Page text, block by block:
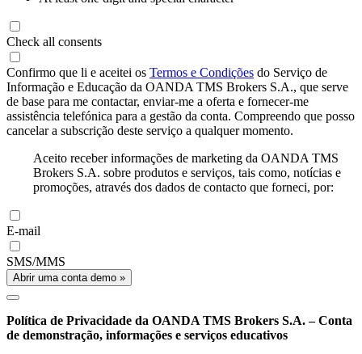
Check all consents
Confirmo que li e aceitei os Termos e Condições do Serviço de
Informação e Educação da OANDA TMS Brokers S.A., que serve
de base para me contactar, enviar-me a oferta e fornecer-me
assistência telefónica para a gestão da conta. Compreendo que posso
cancelar a subscrição deste serviço a qualquer momento.
Aceito receber informações de marketing da OANDA TMS
Brokers S.A. sobre produtos e serviços, tais como, notícias e
promoções, através dos dados de contacto que forneci, por:
E-mail
SMS/MMS
Abrir uma conta demo »
Política de Privacidade da OANDA TMS Brokers S.A. – Conta
de demonstração, informações e serviços educativos